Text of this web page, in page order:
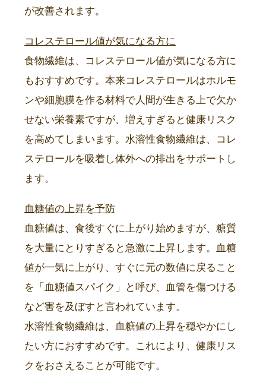
が改善されます。
コレステロール値が気になる方に
食物繊維は、コレステロール値が気になる方に
もおすすめです。本来コレステロールはホルモ
ンや細胞膜を作る材料で人間が生きる上で欠か
せない栄養素ですが、増えすぎると健康リスク
を高めてしまいます。水溶性食物繊維は、コレ
ステロールを吸着し体外への排出をサポートし
ます。
血糖値の上昇を予防
血糖値は、食後すぐに上がり始めますが、糖質
を大量にとりすぎると急激に上昇します。血糖
値が一気に上がり、すぐに元の数値に戻ること
を「血糖値スパイク」と呼び、血管を傷つける
など害を及ぼすと言われています。
水溶性食物繊維は、血糖値の上昇を穏やかにし
たい方におすすめです。これにより、健康リス
クをおさえることが可能です。